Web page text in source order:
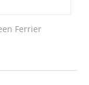
Ferrier